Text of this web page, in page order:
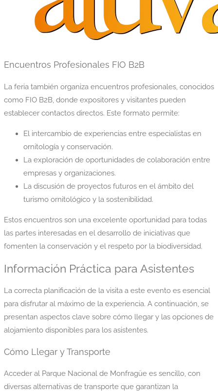
Encuentros Profesionales FIO B2B
La feria también organiza encuentros profesionales, conocidos
como FIO B2B, donde expositores y visitantes pueden
establecer contactos directos. Este formato permite:
El intercambio de experiencias entre especialistas en
ornitología y conservación.
La exploración de oportunidades de colaboración entre
empresas y organizaciones.
La discusión de proyectos futuros en el ámbito del
turismo ornitológico y la sostenibilidad.
Estos encuentros son una excelente oportunidad para todas
las partes interesadas en el desarrollo de iniciativas que
fomenten la conservación y el respeto por la biodiversidad.
Información Práctica para Asistentes
La correcta planificación de la visita a este evento es esencial
para disfrutar al máximo de la experiencia. A continuación, se
presentan aspectos clave sobre cómo llegar y las opciones de
alojamiento disponibles para los asistentes.
Cómo Llegar y Transporte
Acceder al Parque Nacional de Monfragüe es sencillo, con
diversas alternativas de transporte que garantizan la